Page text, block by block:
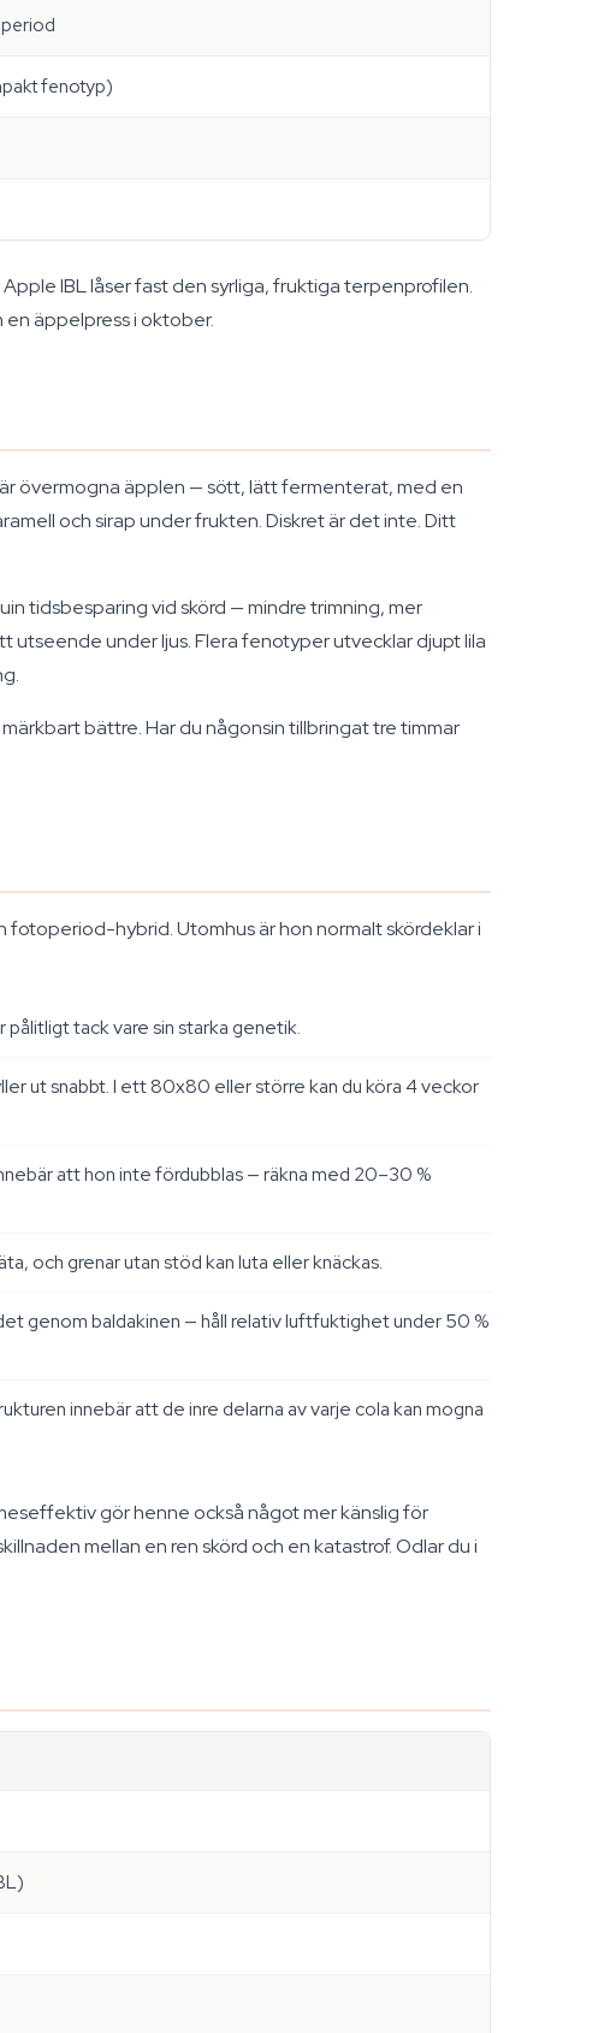
fenotyp)
IBL låser fast den syrliga, fruktiga terpenprofilen.
äppelpress i oktober.
övermogna äpplen — sött, lätt fermenterat, med en
och sirap under frukten. Diskret är det inte. Ditt
tidsbesparing vid skörd — mindre trimning, mer
under ljus. Flera fenotyper utvecklar djupt lila
bättre. Har du någonsin tillbringat tre timmar
hybrid. Utomhus är hon normalt skördeklar i
tack vare sin starka genetik.
ut snabbt. I ett 80x80 eller större kan du köra 4 veckor
att hon inte fördubblas — räkna med 20–30 %
och grenar utan stöd kan luta eller knäckas.
genom baldakinen — håll relativ luftfuktighet under 50 %
innebär att de inre delarna av varje cola kan mogna
gör henne också något mer känslig för
mellan en ren skörd och en katastrof. Odlar du i